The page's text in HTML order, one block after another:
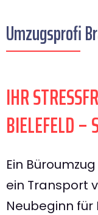
Umzugsprofi
IHR
BIELEFELD –
Ein
ein Transport
Neubeginn für